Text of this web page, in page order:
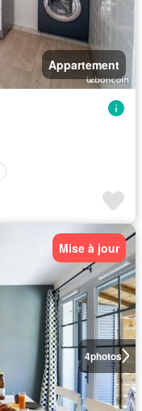
Appartement
4photos
Mise à jour